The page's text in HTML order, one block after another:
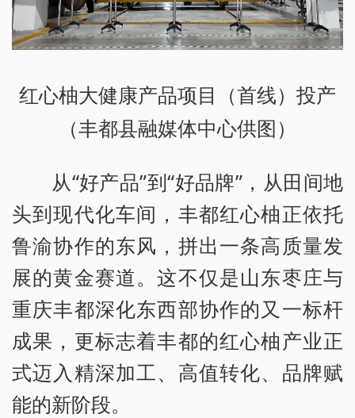
红心柚大健康产品项目（首线）投产
（丰都县融媒体中心供图）
从“好产品”到“好品牌”，从田间地
头到现代化车间，丰都红心柚正依托
鲁渝协作的东风，拼出一条高质量发
展的黄金赛道。这不仅是山东枣庄与
重庆丰都深化东西部协作的又一标杆
成果，更标志着丰都的红心柚产业正
式迈入精深加工、高值转化、品牌赋
能的新阶段。